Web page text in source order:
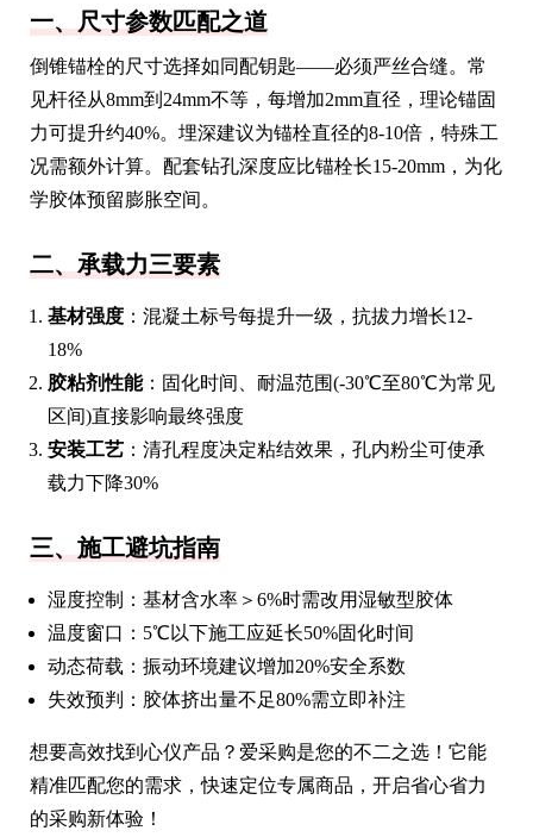
一、尺寸参数匹配之道
倒锥锚栓的尺寸选择如同配钥匙——必须严丝合缝。常
见杆径从8mm到24mm不等，每增加2mm直径，理论锚固
力可提升约40%。埋深建议为锚栓直径的8-10倍，特殊工
况需额外计算。配套钻孔深度应比锚栓长15-20mm，为化
学胶体预留膨胀空间。
二、承载力三要素
基材强度 ：混凝土标号每提升一级，抗拔力增长12-
18%
胶粘剂性能：固化时间、耐温范围(-30℃至80℃为常见
区间)直接影响最终强度
安装工艺 ：清孔程度决定粘结效果，孔内粉尘可使承
载力下降30%
三、施工避坑指南
湿度控制：基材含水率＞6%时需改用湿敏型胶体
温度窗口：5℃以下施工应延长50%固化时间
动态荷载：振动环境建议增加20%安全系数
失效预判：胶体挤出量不足80%需立即补注
想要高效找到心仪产品？爱采购是您的不二之选！它能
精准匹配您的需求，快速定位专属商品，开启省心省力
的采购新体验！